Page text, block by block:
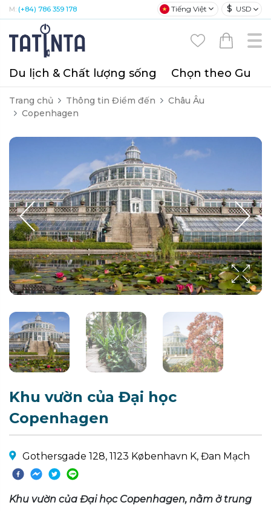
M: (+84) 786 359 178 Tiếng Việt $ USD
Du lịch & Chất lượng sống Chọn theo Gu
Trang chủ Thông tin Điểm đến
Châu Âu
Copenhagen
Khu vườn của Đại học
Copenhagen
Gothersgade 128, 1123 København K, Đan Mạch
Khu vườn của Đại học Copenhagen, nằm ở trung